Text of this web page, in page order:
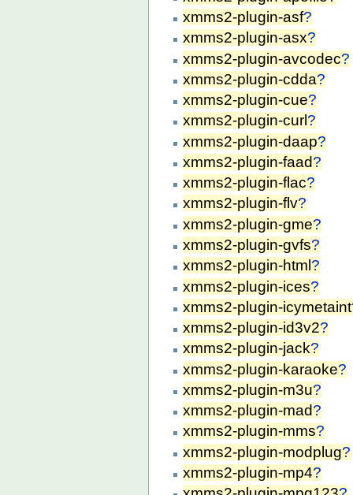
xmms2-plugin-asf?
xmms2-plugin-asx?
xmms2-plugin-avcodec?
xmms2-plugin-cdda?
xmms2-plugin-cue?
xmms2-plugin-curl ?
xmms2-plugin-daap?
xmms2-plugin-faad?
xmms2-plugin-flac?
xmms2-plugin-flv?
xmms2-plugin-gme?
xmms2-plugin-gvfs?
xmms2-plugin-html ?
xmms2-plugin-ices?
xmms2-plugin-icymetaint
xmms2-plugin-id3v2?
xmms2-plugin-jack?
xmms2-plugin-karaoke?
xmms2-plugin-m3u?
xmms2-plugin-mad?
xmms2-plugin-mms?
xmms2-plugin-modplug?
xmms2-plugin-mp4?